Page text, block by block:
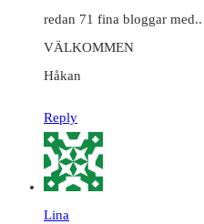
redan 71 fina bloggar med..
VÄLKOMMEN
Håkan
Reply
Lina